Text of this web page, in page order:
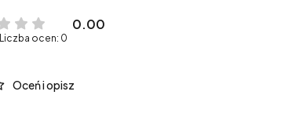
0.00
Liczba ocen: 0
Oceń i opisz